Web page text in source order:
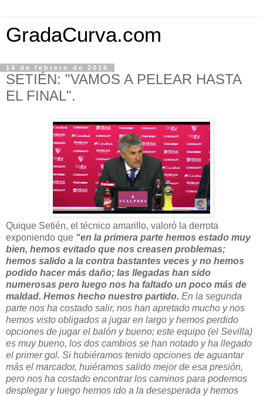
GradaCurva.com
14 de febrero de 2016
SETIÉN: "VAMOS A PELEAR HASTA
EL FINAL".
Quique Setién, el técnico amarillo, valoró la derrota
exponiendo que “en la primera parte hemos estado muy
bien, hemos evitado que nos creasen problemas;
hemos salido a la contra bastantes veces y no hemos
podido hacer más daño; las llegadas han sido
numerosas pero luego nos ha faltado un poco más de
maldad. Hemos hecho nuestro partido. En la segunda
parte nos ha costado salir, nos han apretado mucho y nos
hemos visto obligados a jugar en largo y hemos perdido
opciones de jugar el balón y bueno; este equipo (el Sevilla)
es muy bueno, los dos cambios se han notado y ha llegado
el primer gol. Si hubiéramos tenido opciones de aguantar
más el marcador, huiéramos salido mejor de esa presión,
pero nos ha costado encontrar los caminos para podernos
desplegar y luego hemos ido a la desesperada y hemos